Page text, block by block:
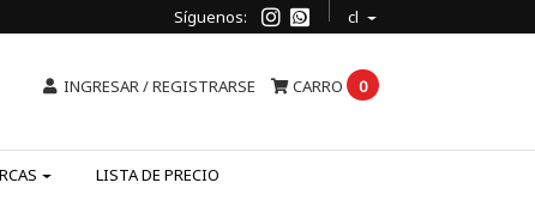
Síguenos: cl
CARRO 0
INGRESAR / REGISTRARSE
LISTA DE PRECIO